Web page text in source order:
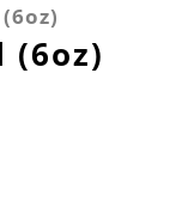
(6oz)